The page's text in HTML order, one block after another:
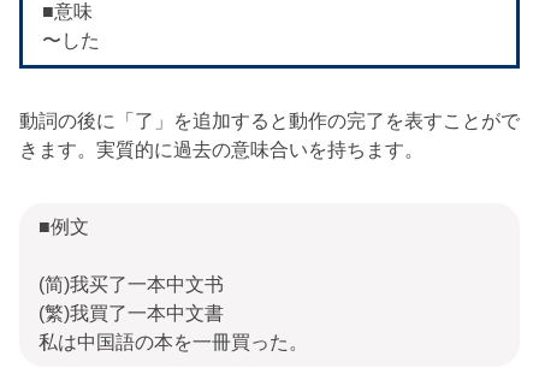
■意味
〜した
動詞の後に「了」を追加すると動作の完了を表すことがで
きます。実質的に過去の意味合いを持ちます。
■例文
(简)我买了一本中文书
(繁)我買了一本中文書
私は中国語の本を一冊買った。